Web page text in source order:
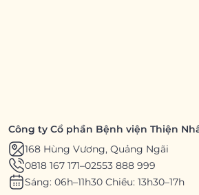
Công ty Cổ phần Bệnh viện Thiện
168 Hùng Vương, Quảng Ngãi
0818 167 171–02553 888 999
Sáng: 06h–11h30 Chiều: 13h30–17h